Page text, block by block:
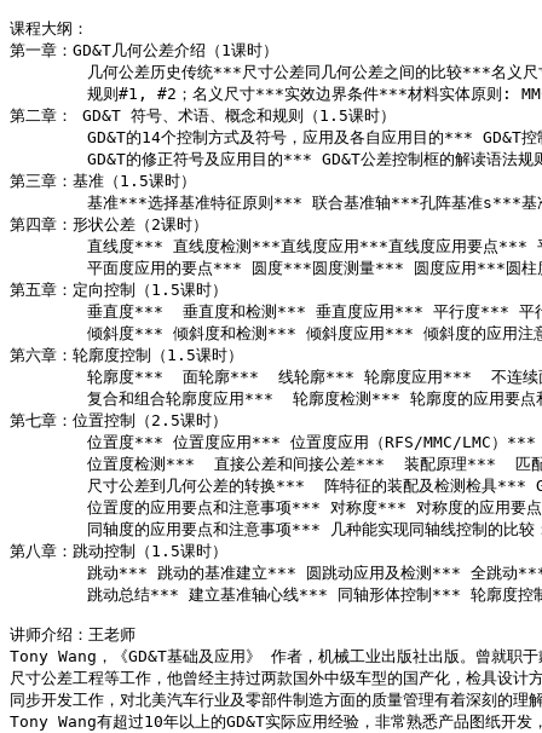
课程大纲：
第一章：GD&T几何公差介绍（1课时）
几何公差历史传统***尺寸公差同几何公差之间的比较***名义
规则#1, #2；名义尺寸***实效边界条件***材料实体原则:
第二章： GD&T 符号、术语、概念和规则（1.5课时）
GD&T的14个控制方式及符号，应用及各自应用目的*** GD&T控
GD&T的修正符号及应用目的*** GD&T公差控制框的解读语法
第三章：基准（1.5课时）
基准***选择基准特征原则*** 联合基准轴***孔阵基准s***
第四章：形状公差（2课时）
直线度*** 直线度检测***直线度应用***直线度应用要点***
平面度应用的要点*** 圆度***圆度测量*** 圆度应用***圆柱
第五章：定向控制（1.5课时）
垂直度***  垂直度和检测*** 垂直度应用*** 平行度*** 平
倾斜度*** 倾斜度和检测*** 倾斜度应用*** 倾斜度的应用注
第六章：轮廓度控制（1.5课时）
轮廓度***  面轮廓***  线轮廓*** 轮廓度应用***  不连续
复合和组合轮廓度应用***  轮廓度检测*** 轮廓度的应用要点
第七章：位置控制（2.5课时）
位置度*** 位置度应用*** 位置度应用（RFS/MMC/LMC）***
位置度检测***  直接公差和间接公差***  装配原理***  匹
尺寸公差到几何公差的转换***  阵特征的装配及检测检具
位置度的应用要点和注意事项*** 对称度*** 对称度的应用要
同轴度的应用要点和注意事项*** 几种能实现同轴线控制的比较
第八章：跳动控制（1.5课时）
跳动*** 跳动的基准建立*** 圆跳动应用及检测*** 全跳动
跳动总结*** 建立基准轴心线*** 同轴形体控制*** 轮廓度控
讲师介绍：王老师
Tony Wang，《GD&T基础及应用》 作者，机械工业出版社出版。曾就职
尺寸公差工程等工作，他曾经主持过两款国外中级车型的国产化，检具设计
同步开发工作，对北美汽车行业及零部件制造方面的质量管理有着深刻的理
Tony Wang有超过10年以上的GD&T实际应用经验，非常熟悉产品图纸开发